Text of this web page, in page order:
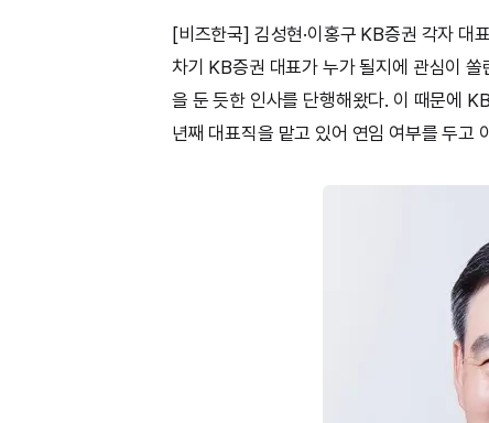
[비즈한국] 김성현·이홍구 KB증권 각자 대
차기 KB증권 대표가 누가 될지에 관심이 쏠
을 둔 듯한 인사를 단행해왔다. 이 때문에
년째 대표직을 맡고 있어 연임 여부를 두고